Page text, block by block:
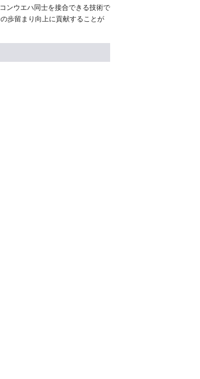
ンウエハ同士を接合できる技術で
歩留まり向上に貢献することが